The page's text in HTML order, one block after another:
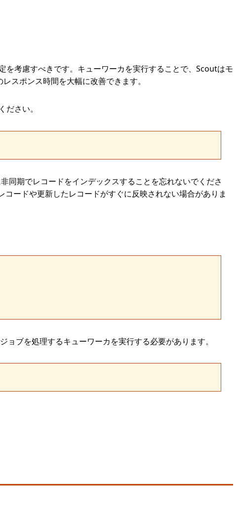
を考慮すべきです。キューワーカを実行することで、Scoutはモ
スポンス時間を大幅に改善できます。
ださい。
期でレコードをインデックスすることを忘れないでくださ
ードや更新したレコードがすぐに反映されない場合がありま
ブを処理するキューワーカを実行する必要があります。